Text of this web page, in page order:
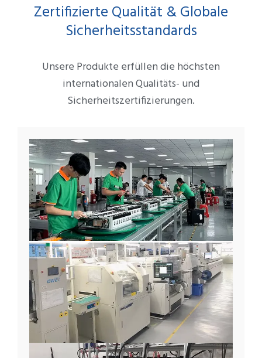
Zertifizierte Qualität & Globale
Sicherheitsstandards
Unsere Produkte erfüllen die höchsten
internationalen Qualitäts- und
Sicherheitszertifizierungen.